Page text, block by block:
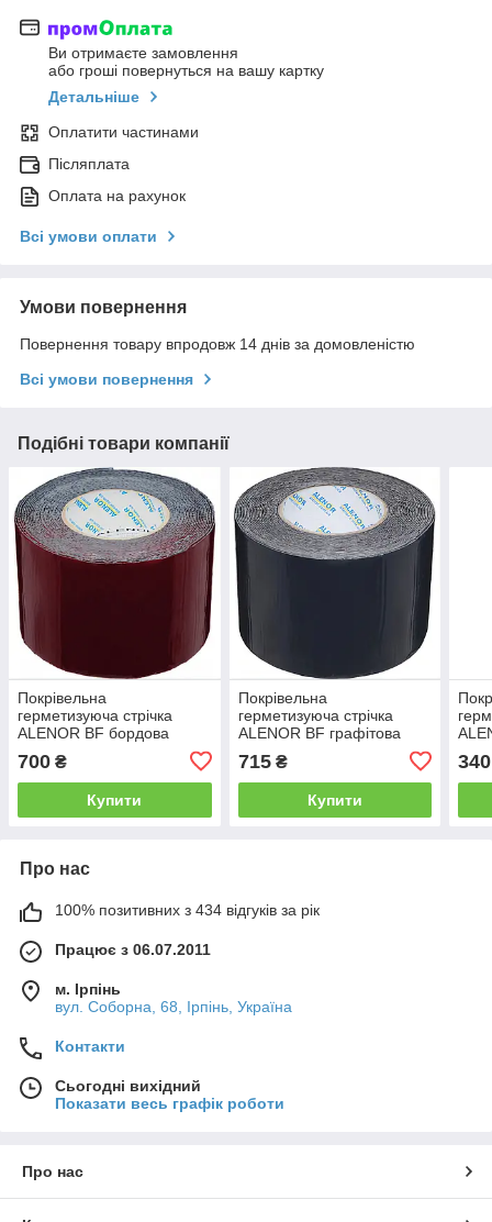
Ви отримаєте замовлення
або гроші повернуться на вашу картку
Детальніше
Оплатити частинами
Післяплата
Оплата на рахунок
Всі умови оплати
Умови повернення
Повернення товару впродовж 14 днів за домовленістю
Всі умови повернення
Подібні товари компанії
Покрівельна
герметизуюча стрічка
ALENOR BF бордова
700 ₴
Купити
Покрівельна
герметизуюча стрічка
ALENOR BF графітова
715₴
Купити
340
Про нас
100% позитивних з 434 відгуків за рік
Працює з 06.07.2011
м. Ірпінь
вул. Соборна, 68, Ірпінь, Україна
Контакти
Сьогодні вихідний
Показати весь графік роботи
Про нас